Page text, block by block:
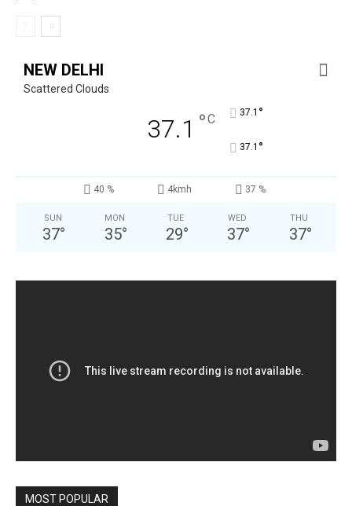
NEW DELHI
Scattered Clouds
37.1 °C 37.1 °
37.1 °
40 % 4kmh 37 %
SUN
37°
MON
35°
TUE
29°
WED
37°
THU
37°
MOST POPULAR